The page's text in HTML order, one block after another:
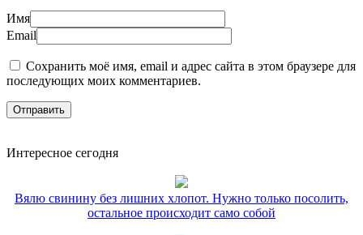
Имя
Email
Сохранить моё имя, email и адрес сайта в этом браузере для
последующих моих комментариев.
Интересное сегодня
Вялю свинину без лишних хлопот. Нужно только посолить,
остальное происходит само собой